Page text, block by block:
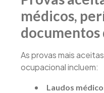
médicos,
documentos
As provas mais
ocupacional incluem:
Laudos